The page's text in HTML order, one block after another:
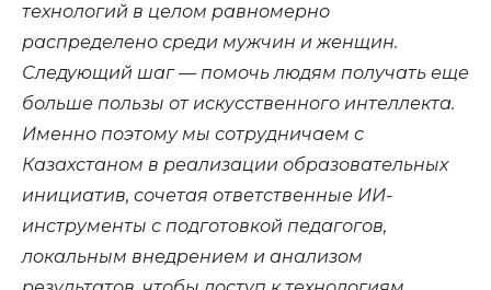
технологий в целом равномерно
распределено среди мужчин и женщин.
Следующий шаг — помочь людям получать еще
больше пользы от искусственного интеллекта.
Именно поэтому мы сотрудничаем с
Казахстаном в реализации образовательных
инициатив, сочетая ответственные ИИ-
инструменты с подготовкой педагогов,
локальным внедрением и анализом